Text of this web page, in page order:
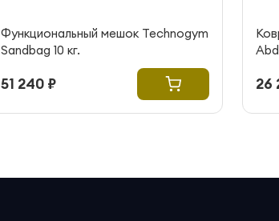
Функциональный мешок Technogym
Sandbag 10 кг.
51 240 ₽ 26